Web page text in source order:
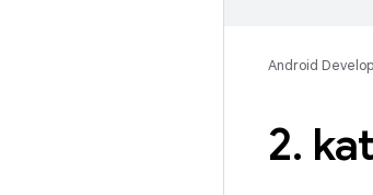
Android
2.